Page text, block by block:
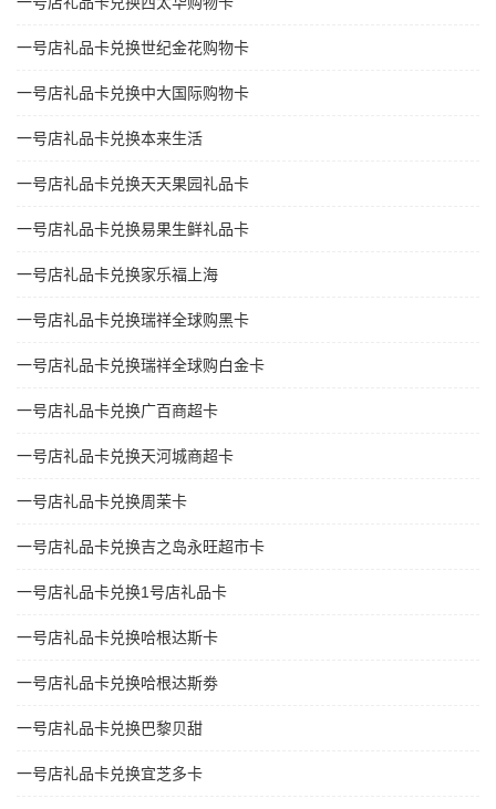
一号店礼品卡兑换世纪金花购物卡
一号店礼品卡兑换中大国际购物卡
一号店礼品卡兑换本来生活
一号店礼品卡兑换天天果园礼品卡
一号店礼品卡兑换易果生鲜礼品卡
一号店礼品卡兑换家乐福上海
一号店礼品卡兑换瑞祥全球购黑卡
一号店礼品卡兑换瑞祥全球购白金卡
一号店礼品卡兑换广百商超卡
一号店礼品卡兑换天河城商超卡
一号店礼品卡兑换周茉卡
一号店礼品卡兑换吉之岛永旺超市卡
一号店礼品卡兑换1号店礼品卡
一号店礼品卡兑换哈根达斯卡
一号店礼品卡兑换哈根达斯劵
一号店礼品卡兑换巴黎贝甜
一号店礼品卡兑换宜芝多卡